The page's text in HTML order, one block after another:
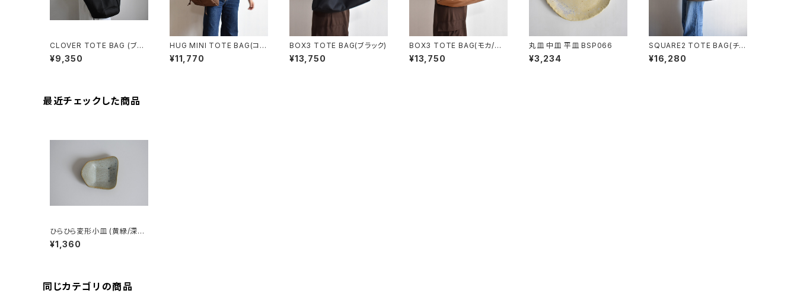
CLOVER TOTE BAG (ブラ
ック)
¥9,350
HUG MINI TOTE BAG(コー
ヒー/ブラウン)
¥11,770
BOX3 TOTE BAG(ブラック)
¥13,750
BOX3 TOTE BAG(モカ/ブ
ラウン）
¥13,750
丸皿 中皿 平皿 BSP066
¥3,234
SQUARE2 TOTE BAG(チャ
コール/グレー）
¥16,280
最近チェックした商品
ひらひら変形小皿 (黄緑/深緑/
マット/ミントグリーン/白御影
土)
¥1,360
同じカテゴリの商品